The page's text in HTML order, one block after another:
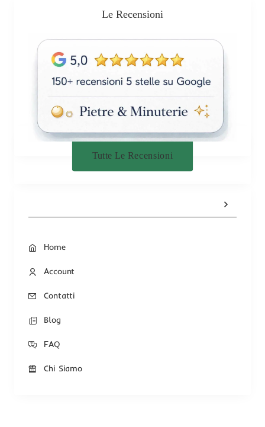
Le Recensioni
Tutte Le Recensioni
Home
Account
Contatti
Blog
FAQ
Chi Siamo